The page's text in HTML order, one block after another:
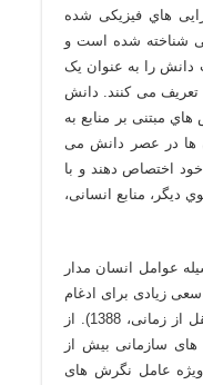
هاي فیزیکی شده
شناخته شده است و
دانش را به عنوان یک
تعریف می کنند. دانش
مبتنی بر منابع به
ها در عصر دانش می
اختصاص دهند و با
دیگر، منابع انسانی،
عوامل انسان مدار
زیادی برای ادغام
این عوامل در مطالعات مدیریت دانش به عمل آمده است(هندزیج و همکاران، 2004؛ به نقل از زمانی، 1388). از
های سازمانی بیش از
عامل نگرش های